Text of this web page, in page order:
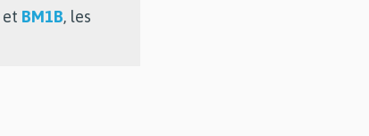
et BM1B, les